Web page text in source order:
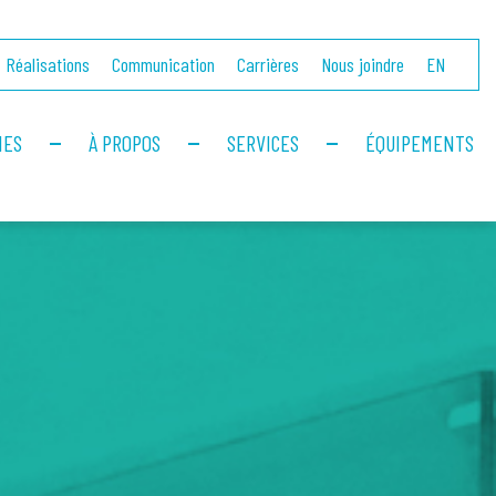
Réalisations Communication Carrières Nous joindre EN
À PROPOS SERVICES ÉQUIPEMENTS